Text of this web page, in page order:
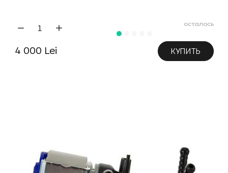
осталось
4 000 Lei КУПИТЬ